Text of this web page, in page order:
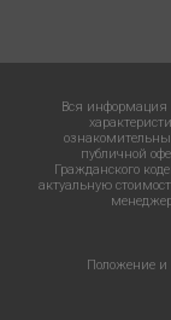
Вся информация
публичной
Гражданского
актуальную
Положение и